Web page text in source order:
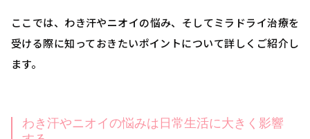
ここでは、わき汗やニオイの悩み、そしてミラドライ治療を
受ける際に知っておきたいポイントについて詳しくご紹介し
ます。
わき汗やニオイの悩みは日常生活に大きく影響